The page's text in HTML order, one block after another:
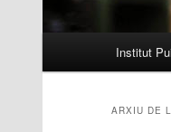
Institut
ARXIU DE